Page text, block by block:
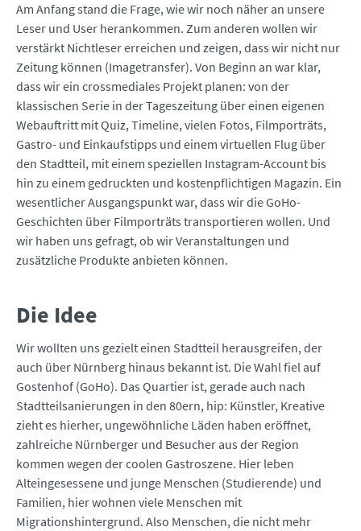
Am Anfang stand die Frage, wie wir noch näher an unsere
Leser und User herankommen. Zum anderen wollen wir
verstärkt Nichtleser erreichen und zeigen, dass wir nicht nur
Zeitung können (Imagetransfer). Von Beginn an war klar,
dass wir ein crossmediales Projekt planen: von der
klassischen Serie in der Tageszeitung über einen eigenen
Webauftritt mit Quiz, Timeline, vielen Fotos, Filmporträts,
Gastro- und Einkaufstipps und einem virtuellen Flug über
den Stadtteil, mit einem speziellen Instagram-Account bis
hin zu einem gedruckten und kostenpflichtigen Magazin. Ein
wesentlicher Ausgangspunkt war, dass wir die GoHo-
Geschichten über Filmporträts transportieren wollen. Und
wir haben uns gefragt, ob wir Veranstaltungen und
zusätzliche Produkte anbieten können.
Die Idee
Wir wollten uns gezielt einen Stadtteil herausgreifen, der
auch über Nürnberg hinaus bekannt ist. Die Wahl fiel auf
Gostenhof (GoHo). Das Quartier ist, gerade auch nach
Stadtteilsanierungen in den 80ern, hip: Künstler, Kreative
zieht es hierher, ungewöhnliche Läden haben eröffnet,
zahlreiche Nürnberger und Besucher aus der Region
kommen wegen der coolen Gastroszene. Hier leben
Alteingesessene und junge Menschen (Studierende) und
Familien, hier wohnen viele Menschen mit
Migrationshintergrund. Also Menschen, die nicht mehr